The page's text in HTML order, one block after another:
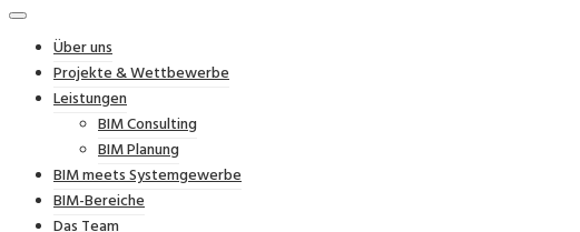
Über uns
Projekte & Wettbewerbe
Leistungen
BIM Consulting
BIM Planung
BIM meets Systemgewerbe
BIM-Bereiche